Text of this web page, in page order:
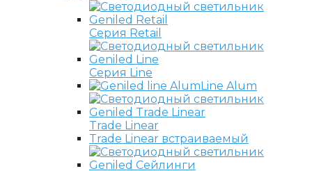
Серия Retail
Серия Line
Line Alum
Trade Linear
Trade Linear встраиваемый